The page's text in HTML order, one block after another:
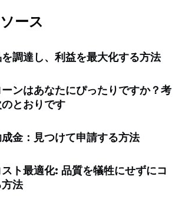
ース
調達し、利益を最大化する方法
ンはあなたにぴったりですか？考
とおりです
金：見つけて申請する方法
ト最適化: 品質を犠牲にせずにコ
法